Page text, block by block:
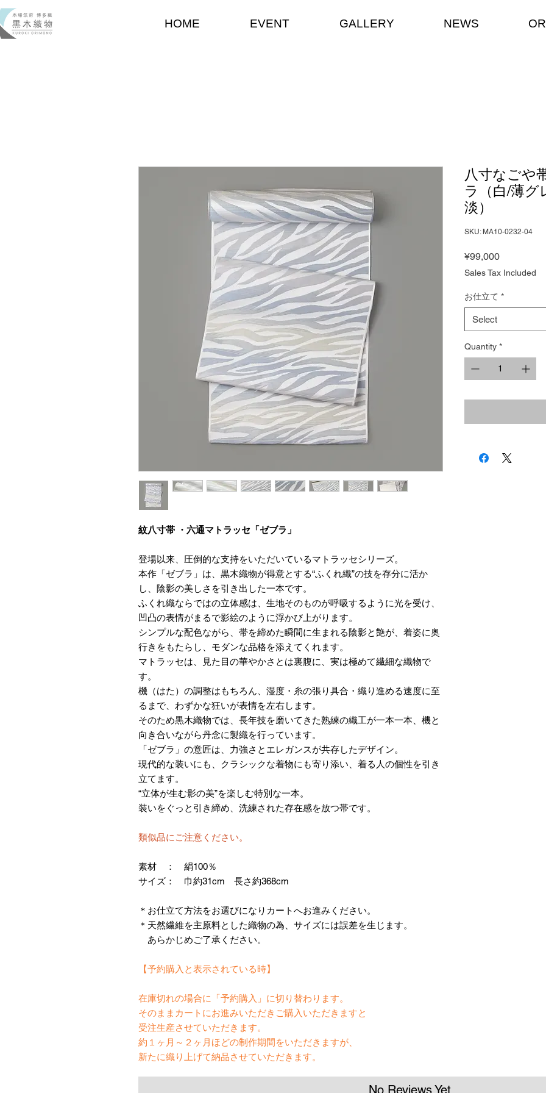
HOME EVENT GALLERY NEWS
紋八寸帯 ・六通マトラッセ「ゼブラ」
登場以来、圧倒的な支持をいただいているマトラッセシリーズ。
本作「ゼブラ」は、黒木織物が得意とする“ふくれ織”の技を存分に活か
し、陰影の美しさを引き出した一本です。
ふくれ織ならではの立体感は、生地そのものが呼吸するように光を受け、
凹凸の表情がまるで影絵のように浮かび上がります。
シンプルな配色ながら、帯を締めた瞬間に生まれる陰影と艶が、着姿に奥
行きをもたらし、モダンな品格を添えてくれます。
マトラッセは、見た目の華やかさとは裏腹に、実は極めて繊細な織物で
す。
機（はた）の調整はもちろん、湿度・糸の張り具合・織り進める速度に至
るまで、わずかな狂いが表情を左右します。
そのため黒木織物では、長年技を磨いてきた熟練の織工が一本一本、機と
向き合いながら丹念に製織を行っています。
「ゼブラ」の意匠は、力強さとエレガンスが共存したデザイン。
現代的な装いにも、クラシックな着物にも寄り添い、着る人の個性を引き
立てます。
“立体が生む影の美”を楽しむ特別な一本。
装いをぐっと引き締め、洗練された存在感を放つ帯です。
類似品にご注意ください。
素材 ： 絹100％
サイズ： 巾約31cm 長さ約368cm
＊お仕立て方法をお選びになりカートへお進みください。
＊天然繊維を主原料とした織物の為、サイズには誤差を生じます。
あらかじめご了承ください。
【予約購入と表示されている時】
在庫切れの場合に「予約購入」に切り替わります。
そのままカートにお進みいただきご購入いただきますと
受注生産させていただきます。
約１ヶ月～２ヶ月ほどの制作期間をいただきますが、
新たに織り上げて納品させていただきます。
八寸なごや
ラ（白/薄グ
淡）
SKU: MA10-0232-04
¥99,000Price
Sales Tax Included
お仕立て *
Select
Quantity *